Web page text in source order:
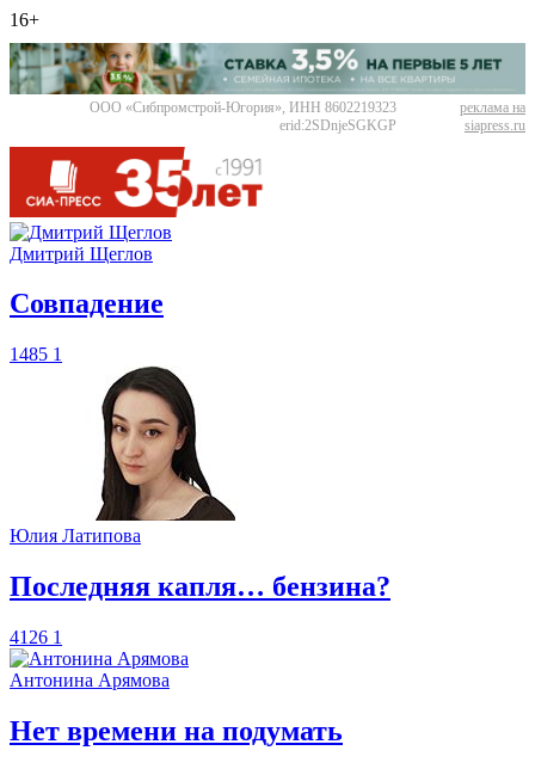
16+
ООО «Сибпромстрой-Югория», ИНН 8602219323
erid:2SDnjeSGKGP
реклама на
siapress.ru
Дмитрий Щеглов
​Совпадение
1485 1
Юлия Латипова
​Последняя капля… бензина?
4126 1
Антонина Арямова
​Нет времени на подумать